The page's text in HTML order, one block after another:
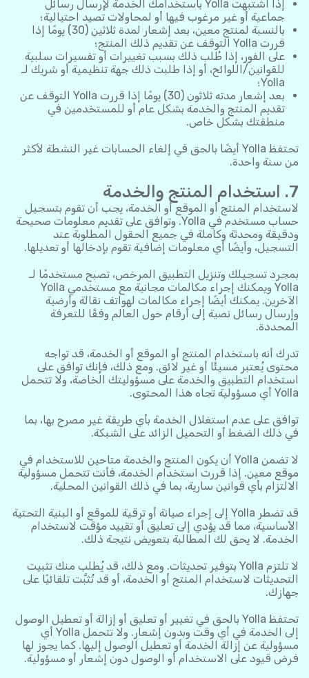
إذا اشتبهت Yolla باستخدامك الخدمة لإرسال رسائل
جماعية أو غير مرغوب فيها أو لمحاولات تصيد احتيالية؛
بالنسبة لمنتج معين، بعد إشعار لمدة ثلاثين (30) يومًا إذا
قررت Yolla التوقف عن تقديم ذلك المنتج؛
على الفور، إذا طُلب ذلك بسبب تغييرات أو تفسيرات سلبية
للقوانين/اللوائح، أو إذا طلبت ذلك جهة تنظيمية أو شريك لـ
Yolla؛
بعد إشعار مدته ثلاثون (30) يومًا إذا قررت Yolla التوقف عن
تقديم المنتج والخدمة بشكل عام أو للمستخدمين في
منطقتك بشكل خاص.
تحتفظ Yolla أيضًا بالحق في إلغاء الحسابات غير النشطة لأكثر
من سنة واحدة.
7. استخدام المنتج والخدمة
لاستخدام المنتج أو الموقع أو الخدمة، يجب أن تقوم بتسجيل
حساب مستخدم في Yolla. وتوافق على تقديم معلومات صحيحة
ودقيقة ومحدثة وكاملة في جميع الحقول المطلوبة عند
التسجيل، وأيضًا أي معلومات إضافية تقوم بإدخالها أو تعديلها.
بمجرد تسجيلك وتنزيل التطبيق المرخص، تصبح مستخدمًا لـ
Yolla ويمكنك إجراء مكالمات مجانية مع مستخدمي Yolla
الآخرين. يمكنك أيضًا إجراء مكالمات لهواتف نقالة وأرضية
وإرسال رسائل نصية إلى أرقام حول العالم وفقًا للتعرفة
المحددة.
تدرك أنه باستخدام المنتج أو الموقع أو الخدمة، قد تواجه
محتوى يُعتبر مسيئًا أو غير لائق. ومع ذلك، فإنك توافق على
استخدام التطبيق والخدمة على مسؤوليتك الخاصة، ولا تتحمل
Yolla أي مسؤولية تجاه هذا المحتوى.
توافق على عدم استغلال الخدمة بأي طريقة غير مصرح بها، بما
في ذلك الضغط أو التحميل الزائد على الشبكة.
لا تضمن Yolla أن يكون المنتج والخدمة متاحين للاستخدام في
موقع معين. إذا قررت استخدام الخدمة، فأنت تتحمل مسؤولية
الالتزام بأي قوانين سارية، بما في ذلك القوانين المحلية.
قد تضطر Yolla إلى إجراء صيانة أو ترقية للموقع أو البنية التحتية
الأساسية، مما قد يؤدي إلى تعليق أو تقييد مؤقت لاستخدام
الخدمة. لا يحق لك المطالبة بتعويض نتيجة ذلك.
لا تلتزم Yolla بتوفير تحديثات. ومع ذلك، قد يُطلب منك تثبيت
التحديثات لاستخدام المنتج أو الخدمة، أو قد تُثبَّت تلقائيًا على
جهازك.
تحتفظ Yolla بالحق في تغيير أو تعليق أو إزالة أو تعطيل الوصول
إلى الخدمة في أي وقت وبدون إشعار. ولا تتحمل Yolla أي
مسؤولية عن إزالة الخدمة أو تعطيل الوصول إليها. كما يجوز لها
فرض قيود على الاستخدام أو الوصول دون إشعار أو مسؤولية.